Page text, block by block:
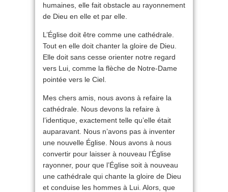
humaines, elle fait obstacle au rayonnement
de Dieu en elle et par elle.
L’Église doit être comme une cathédrale.
Tout en elle doit chanter la gloire de Dieu.
Elle doit sans cesse orienter notre regard
vers Lui, comme la flèche de Notre-Dame
pointée vers le Ciel.
Mes chers amis, nous avons à refaire la
cathédrale. Nous devons la refaire à
l’identique, exactement telle qu’elle était
auparavant. Nous n’avons pas à inventer
une nouvelle Église. Nous avons à nous
convertir pour laisser à nouveau l’Église
rayonner, pour que l’Église soit à nouveau
une cathédrale qui chante la gloire de Dieu
et conduise les hommes à Lui. Alors, que